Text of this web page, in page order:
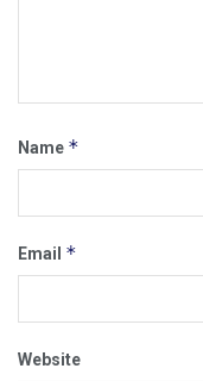
Name *
Email *
Website